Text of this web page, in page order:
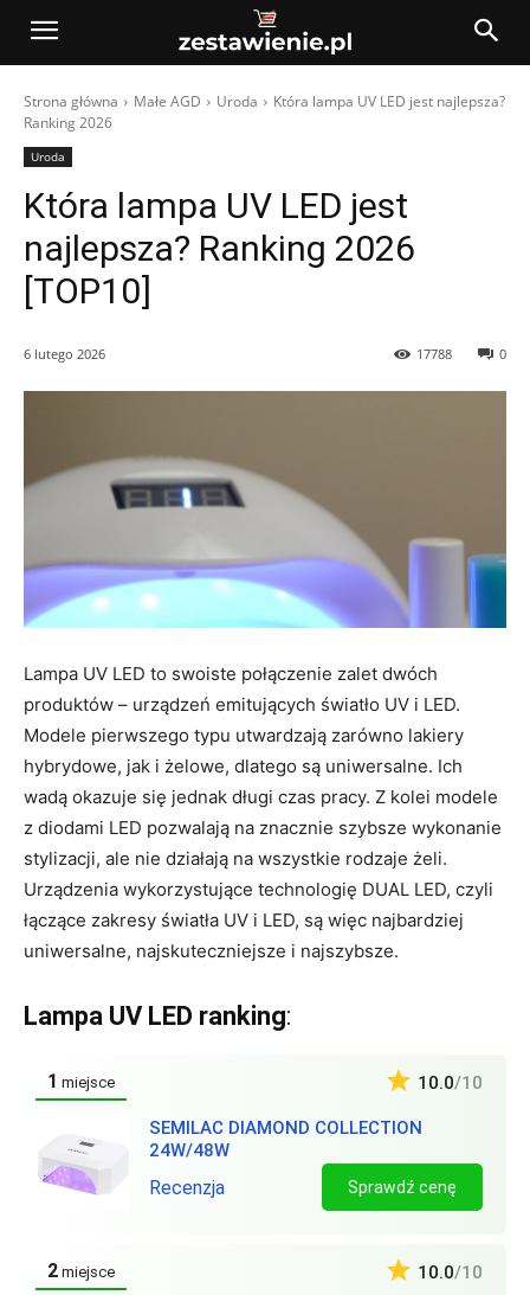
Strona główna Małe AGD Uroda
Która lampa UV LED jest najlepsza?
Ranking 2026
Uroda
Która lampa UV LED jest
najlepsza? Ranking 2026
[TOP10]
6 lutego 2026 0
17788
Lampa UV LED to swoiste połączenie zalet dwóch
produktów – urządzeń emitujących światło UV i LED.
Modele pierwszego typu utwardzają zarówno lakiery
hybrydowe, jak i żelowe, dlatego są uniwersalne. Ich
wadą okazuje się jednak długi czas pracy. Z kolei modele
z diodami LED pozwalają na znacznie szybsze wykonanie
stylizacji, ale nie działają na wszystkie rodzaje żeli.
Urządzenia wykorzystujące technologię DUAL LED, czyli
łączące zakresy światła UV i LED, są więc najbardziej
uniwersalne, najskuteczniejsze i najszybsze.
Lampa UV LED ranking:
1 miejsce
SEMILAC DIAMOND COLLECTION
24W/48W
10.0/10
Recenzja Sprawdź cenę
2 miejsce 10.0/10